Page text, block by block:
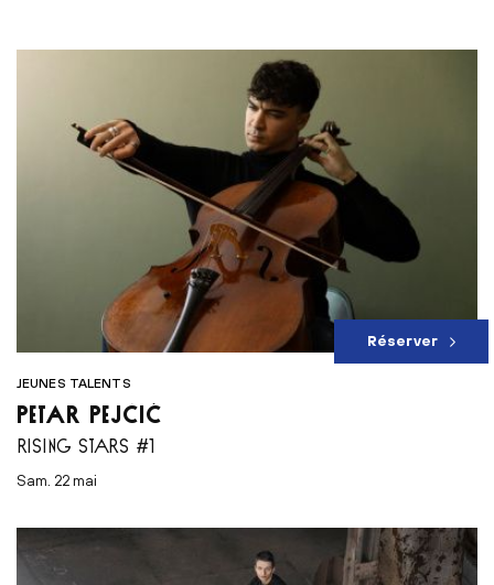
JEUNES TALENTS
PETAR PEJČIĆ
RISING STARS #1
sam. 22 mai
Réserver